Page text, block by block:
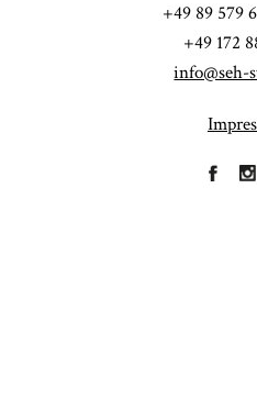
+49 89 579
+49 172
info@seh-